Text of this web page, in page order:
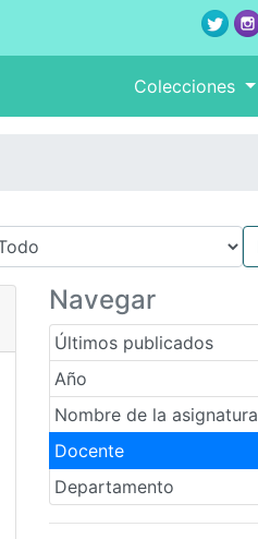
Colecciones
Navegar
Últimos publicados
Año
Nombre de la asignatura
Docente
Departamento